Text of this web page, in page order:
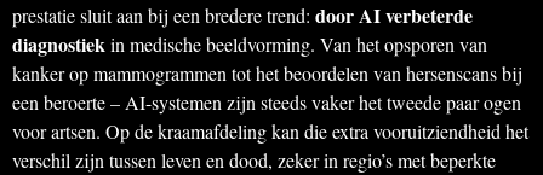
prestatie sluit aan bij een bredere trend: door AI verbeterde
diagnostiekin medische beeldvorming. Van het opsporen van
kanker op mammogrammen tot het beoordelen van hersenscans bij
een beroerte – AI-systemen zijn steeds vaker het tweede paar ogen
voor artsen. Op de kraamafdeling kan die extra vooruitziendheid het
verschil zijn tussen leven en dood, zeker in regio’s met beperkte